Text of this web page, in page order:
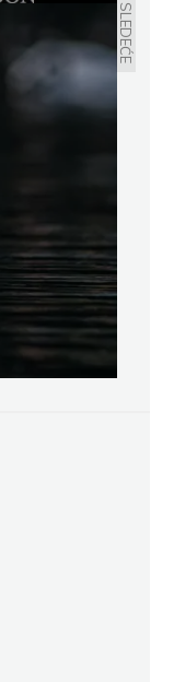
SLEDEĆE